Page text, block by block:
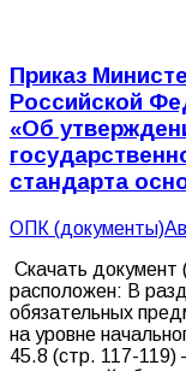
Приказ
Российской
«Об
стандарта
ОПК (документы)
Скачать
расположен: В
обязательных
на уровне
45.8 (стр. 117-